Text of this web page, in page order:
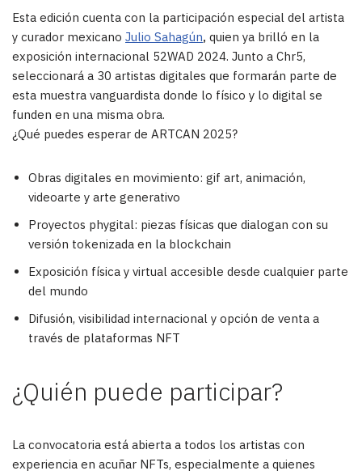
Esta edición cuenta con la participación especial del artista
y curador mexicano Julio Sahagún, quien ya brilló en la
exposición internacional 52WAD 2024. Junto a Chr5,
seleccionará a 30 artistas digitales que formarán parte de
esta muestra vanguardista donde lo físico y lo digital se
funden en una misma obra.
¿Qué puedes esperar de ARTCAN 2025?
Obras digitales en movimiento: gif art, animación,
videoarte y arte generativo
Proyectos phygital: piezas físicas que dialogan con su
versión tokenizada en la blockchain
Exposición física y virtual accesible desde cualquier parte
del mundo
Difusión, visibilidad internacional y opción de venta a
través de plataformas NFT
¿Quién puede participar?
La convocatoria está abierta a todos los artistas con
experiencia en acuñar NFTs, especialmente a quienes